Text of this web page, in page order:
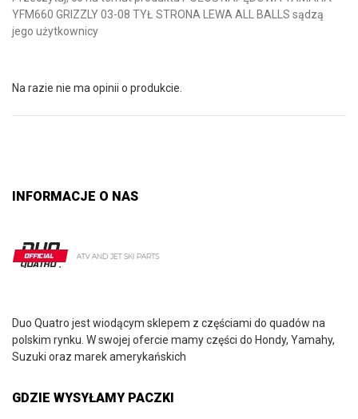
YFM660 GRIZZLY 03-08 TYŁ STRONA LEWA ALL BALLS sądzą
jego użytkownicy
Na razie nie ma opinii o produkcie.
INFORMACJE O NAS
Duo Quatro jest wiodącym sklepem z częściami do quadów na
polskim rynku. W swojej ofercie mamy części do Hondy, Yamahy,
Suzuki oraz marek amerykańskich
GDZIE WYSYŁAMY PACZKI